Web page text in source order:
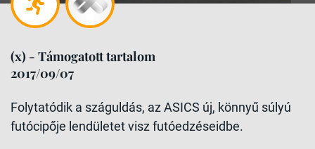
(x) - Támogatott tartalom
2017/09/07
Folytatódik a száguldás, az ASICS új, könnyű súlyú
futócipője lendületet visz futóedzéseidbe.